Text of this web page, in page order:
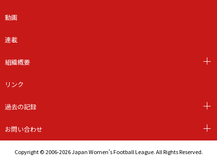
動画
連載
組織概要
リンク
過去の記録
お問い合わせ
Copyright © 2006-2026 Japan Women's Football League. All Rights Reserved.